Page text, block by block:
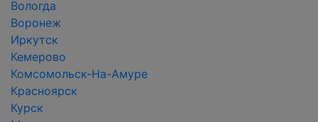
Вологда
Воронеж
Иркутск
Кемерово
Комсомольск-На-Амуре
Красноярск
Курск